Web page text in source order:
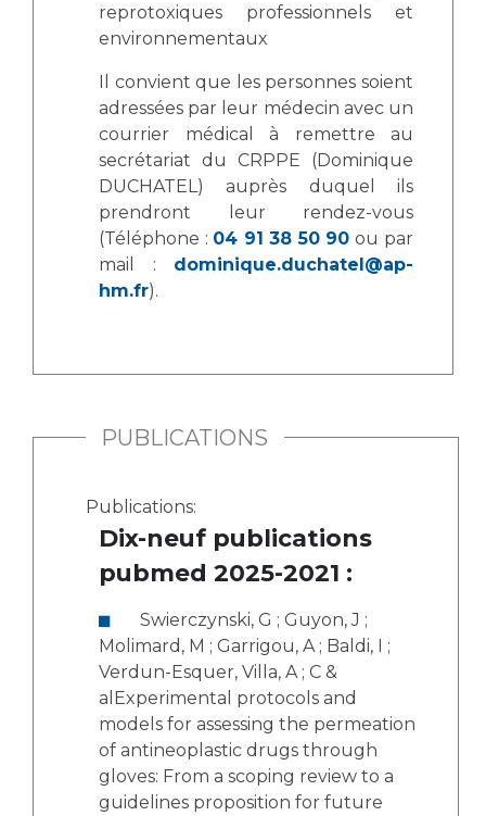
reprotoxiques professionnels et
environnementaux
Il convient que les personnes soient
adressées par leur médecin avec un
courrier médical à remettre au
secrétariat du CRPPE (Dominique
DUCHATEL) auprès duquel ils
prendront leur rendez-vous
(Téléphone : 04 91 38 50 90 ou par
mail : dominique.duchatel@ap-
hm.fr).
PUBLICATIONS
Publications:
Dix-neuf publications
pubmed 2025-2021 :
Molimard, M ; Garrigou, A ; Baldi, I ;
Verdun-Esquer, Villa, A ; C &
alExperimental protocols and
models for assessing the permeation
of antineoplastic drugs through
gloves: From a scoping review to a
guidelines proposition for future